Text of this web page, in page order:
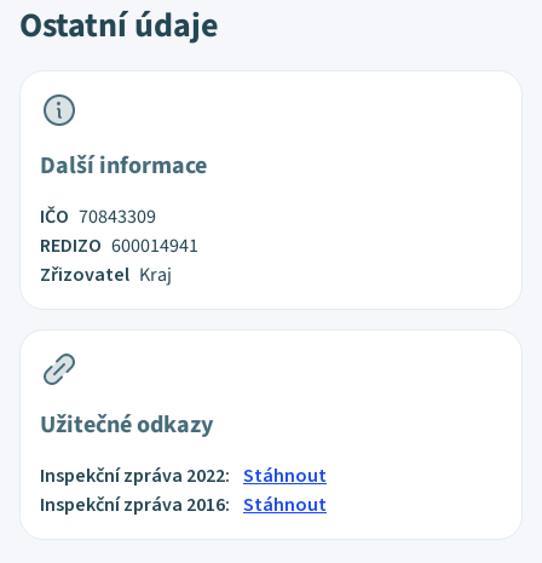
Ostatní údaje
Další informace
IČO 70843309
REDIZO 600014941
Zřizovatel Kraj
Užitečné odkazy
Inspekční zpráva 2022: Stáhnout
Inspekční zpráva 2016: Stáhnout